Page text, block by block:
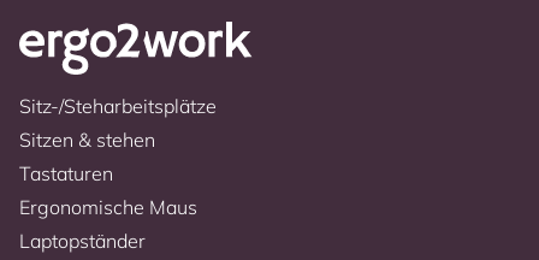
Sitz-/Steharbeitsplätze
Sitzen & stehen
Tastaturen
Ergonomische Maus
Laptopständer